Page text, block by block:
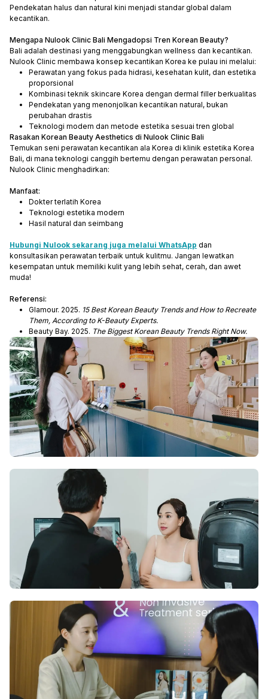
Pendekatan halus dan natural kini menjadi standar global dalam
kecantikan.
Mengapa Nulook Clinic Bali Mengadopsi Tren Korean Beauty?
Bali adalah destinasi yang menggabungkan wellness dan kecantikan.
Nulook Clinic membawa konsep kecantikan Korea ke pulau ini melalui:
Perawatan yang fokus pada hidrasi, kesehatan kulit, dan estetika
proporsional
Kombinasi teknik skincare Korea dengan dermal filler berkualitas
Pendekatan yang menonjolkan kecantikan natural, bukan
perubahan drastis
Teknologi modern dan metode estetika sesuai tren global
Rasakan Korean Beauty Aesthetics di Nulook Clinic Bali
Temukan seni perawatan kecantikan ala Korea di klinik estetika Korea
Bali, di mana teknologi canggih bertemu dengan perawatan personal.
Nulook Clinic menghadirkan:
Manfaat:
Dokter terlatih Korea
Teknologi estetika modern
Hasil natural dan seimbang
Hubungi Nulook sekarang juga melalui WhatsApp dan
konsultasikan perawatan terbaik untuk kulitmu. Jangan lewatkan
kesempatan untuk memiliki kulit yang lebih sehat, cerah, dan awet
muda!
Referensi:
Glamour. 2025. 15 Best Korean Beauty Trends and How to Recreate
Them, According to K-Beauty Experts.
Beauty Bay. 2025. The Biggest Korean Beauty Trends Right Now.